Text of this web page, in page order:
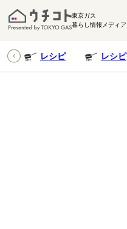
東京ガス
暮らし情報メディア
レシピ レシピ